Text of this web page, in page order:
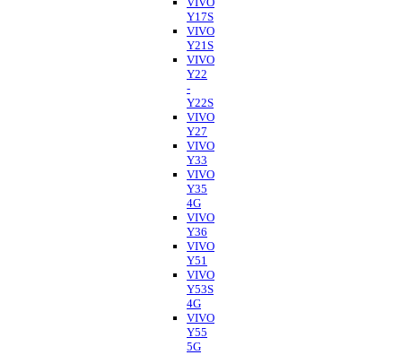
Y17S
VIVO
Y21S
VIVO
Y22
-
Y22S
VIVO
Y27
VIVO
Y33
VIVO
Y35
4G
VIVO
Y36
VIVO
Y51
VIVO
Y53S
4G
VIVO
Y55
5G